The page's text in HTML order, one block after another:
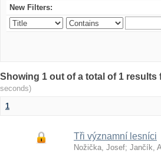
New Filters:
Showing 1 out of a total of 1
seconds)
1
Tři významní lesníci
Nožička, Josef; Jančík,